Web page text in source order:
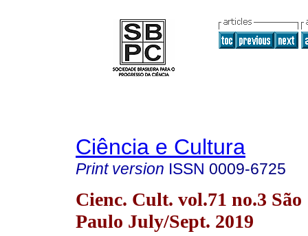
Ciência e Cultura
Print version ISSN 0009-6725
Cienc. Cult. vol.71 no.3 São
Paulo July/Sept. 2019